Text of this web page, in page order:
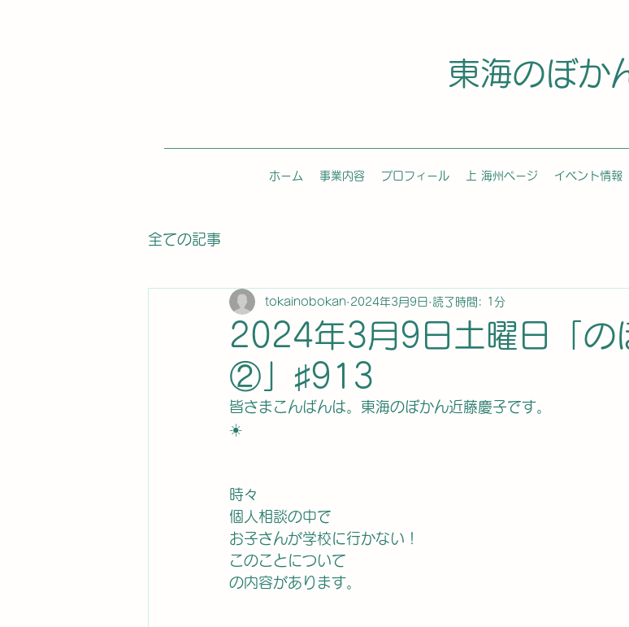
東海のぼか
ホーム 事業内容 プロフィール 上 海州ページ イベント情報
全ての記事
2024年3月9日土曜日「の
②」♯913
tokainobokan 2024年3月9日 読了時間: 1分
皆さまこんばんは。東海のぼかん近藤慶子です。
☀️
時々
個人相談の中で
お子さんが学校に行かない！
このことについて
の内容があります。